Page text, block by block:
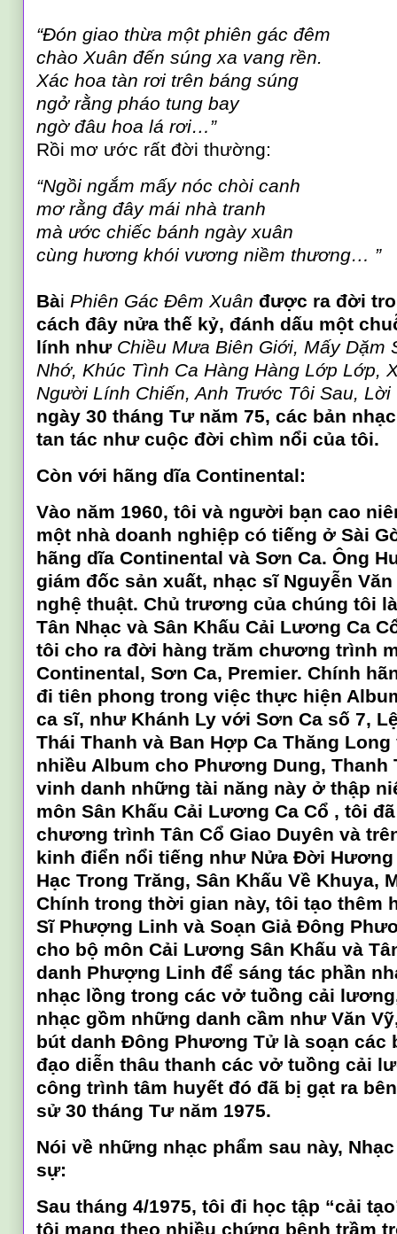
“Đón giao thừa một phiên gác đêm
chào Xuân đến súng xa vang rền.
Xác hoa tàn rơi trên báng súng
ngở rằng pháo tung bay
ngờ đâu hoa lá rơi…”
Rồi mơ ước rất đời thường:
“Ngồi ngắm mấy nóc chòi canh
mơ rằng đây mái nhà tranh
mà ước chiếc bánh ngày xuân
cùng hương khói vương niềm thương… ”
Bài Phiên Gác Đêm Xuân được ra đời
cách đây nửa thế kỷ, đánh dấu một
lính như Chiều Mưa Biên Giới, Mấy Dặm
Nhớ, Khúc Tình Ca Hàng Hàng Lớp Lớp,
Người Lính Chiến, Anh Trước Tôi Sau,
ngày 30 tháng Tư năm 75, các bản
tan tác như cuộc đời chìm nổi của tôi.
Còn với hãng dĩa Continental:
Vào năm 1960, tôi và người bạn cao
một nhà doanh nghiệp có tiếng ở Sài
hãng dĩa Continental và Sơn Ca. Ông
giám đốc sản xuất, nhạc sĩ Nguyễn
nghệ thuật. Chủ trương của chúng tôi
Tân Nhạc và Sân Khấu Cải Lương Ca
tôi cho ra đời hàng trăm chương trình
Continental, Sơn Ca, Premier. Chính
đi tiên phong trong việc thực hiện
ca sĩ, như Khánh Ly với Sơn Ca số 7,
Thái Thanh và Ban Hợp Ca Thăng
nhiều Album cho Phương Dung, Thanh
vinh danh những tài năng này ở thập
môn Sân Khấu Cải Lương Ca Cổ , tôi
chương trình Tân Cổ Giao Duyên và
kinh điển nổi tiếng như Nửa Đời Hương
Hạc Trong Trăng, Sân Khấu Về Khuya,
Chính trong thời gian này, tôi tạo thêm
Sĩ Phượng Linh và Soạn Giả Đông
cho bộ môn Cải Lương Sân Khấu và
danh Phượng Linh để sáng tác phần
nhạc lồng trong các vở tuồng cải
nhạc gồm những danh cầm như Văn
bút danh Đông Phương Tử là soạn các
đạo diễn thâu thanh các vở tuồng cải
công trình tâm huyết đó đã bị gạt ra
sử 30 tháng Tư năm 1975.
Nói về những nhạc phẩm sau này,
sự:
Sau tháng 4/1975, tôi đi học tập “cải
tôi mang theo nhiều chứng bệnh trầm